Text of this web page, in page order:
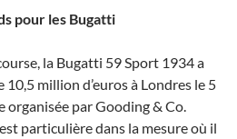
pour les Bugatti
la Bugatti 59 Sport 1934 a
10,5 million d’euros à Londres le 5
organisée par Gooding & Co.
particulière dans la mesure où il